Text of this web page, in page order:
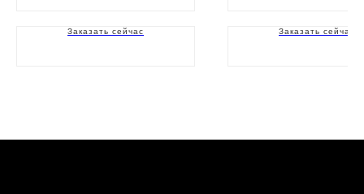
Заказать сейчас Заказать сейчас